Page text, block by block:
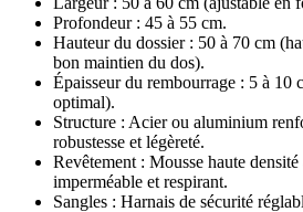
Profondeur : 45 à 55 cm.
Hauteur du dossier : 50 à 70 cm
bon maintien du dos).
Épaisseur du rembourrage : 5 à 10
optimal).
Structure : Acier ou aluminium
robustesse et légèreté.
Revêtement : Mousse haute
imperméable et respirant.
Sangles : Harnais de sécurité